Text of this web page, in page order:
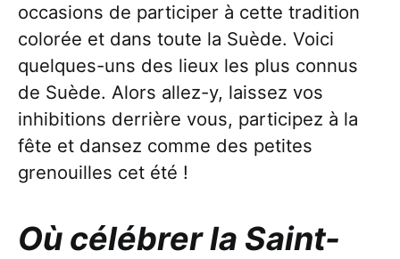
occasions de participer à cette tradition
colorée et dans toute la Suède. Voici
quelques-uns des lieux les plus connus
de Suède. Alors allez-y, laissez vos
inhibitions derrière vous, participez à la
fête et dansez comme des petites
grenouilles cet été !
Où célébrer la Saint-